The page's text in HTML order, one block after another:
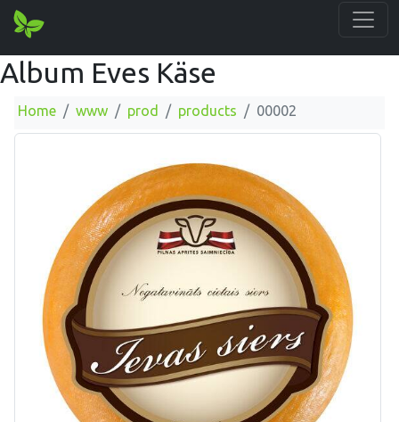
Album Eves Käse
Home www prod products 00002